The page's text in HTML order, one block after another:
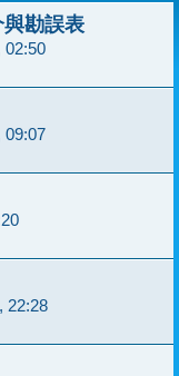
勘誤表
02:50
09:07
22:28